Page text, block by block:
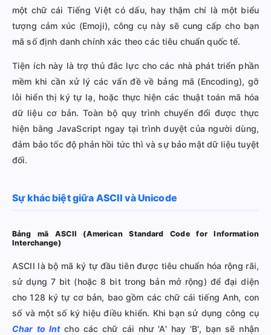
một chữ cái Tiếng Việt có dấu, hay thậm chí là một biểu
tượng cảm xúc (Emoji), công cụ này sẽ cung cấp cho bạn
mã số định danh chính xác theo các tiêu chuẩn quốc tế.
Tiện ích này là trợ thủ đắc lực cho các nhà phát triển phần
mềm khi cần xử lý các vấn đề về bảng mã (Encoding), gỡ
lỗi hiển thị ký tự lạ, hoặc thực hiện các thuật toán mã hóa
dữ liệu cơ bản. Toàn bộ quy trình chuyển đổi được thực
hiện bằng JavaScript ngay tại trình duyệt của người dùng,
đảm bảo tốc độ phản hồi tức thì và sự bảo mật dữ liệu tuyệt
đối.
Sự khác biệt giữa ASCII và Unicode
Bảng mã ASCII (American Standard Code for Information
Interchange)
ASCII là bộ mã ký tự đầu tiên được tiêu chuẩn hóa rộng rãi,
sử dụng 7 bit (hoặc 8 bit trong bản mở rộng) để đại diện
cho 128 ký tự cơ bản, bao gồm các chữ cái tiếng Anh, con
số và một số ký hiệu điều khiển. Khi bạn sử dụng công cụ
Char to Intcho các chữ cái như 'A' hay 'B', bạn sẽ nhận